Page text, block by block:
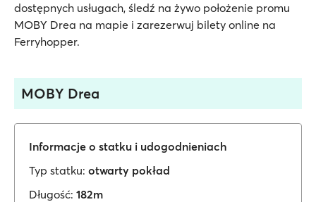
dostępnych usługach, śledź na żywo położenie promu
MOBY Drea na mapie i zarezerwuj bilety online na
Ferryhopper.
MOBY Drea
Informacje o statku i udogodnieniach
Typ statku: otwarty pokład
Długość: 182m